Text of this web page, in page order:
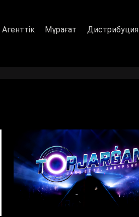
Агенттік Мұрағат Дистрибуция